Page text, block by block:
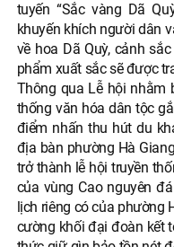
tuyến “Sắc vàng Dã
khuyến khích người dân
về hoa Dã Quỳ, cảnh
phẩm xuất sắc sẽ được
Thông qua Lễ hội nhằm
thống văn hóa dân tộc
điểm nhấn thu hút du
địa bàn phường Hà
trở thành lễ hội truyền
của vùng Cao nguyên
lịch riêng có của phường
cường khối đại đoàn kết